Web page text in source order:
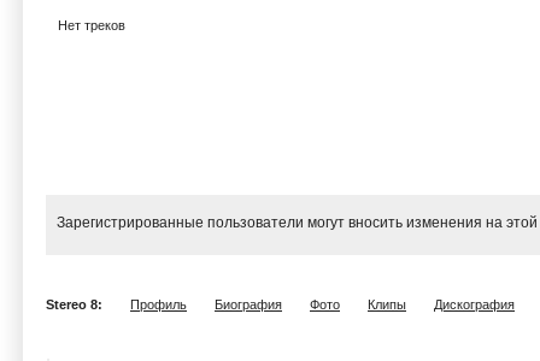
Нет треков
Зарегистрированные пользователи могут вносить изменения на
Stereo 8: Профиль Биография Фото Клипы Дискография